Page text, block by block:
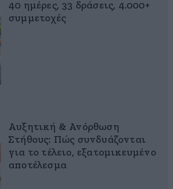
40 ημέρες, 33 δράσεις, 4.000+
συμμετοχές
Αυξητική & Ανόρθωση
Στήθους: Πώς συνδυάζονται
για το τέλειο, εξατομικευμένο
αποτέλεσμα